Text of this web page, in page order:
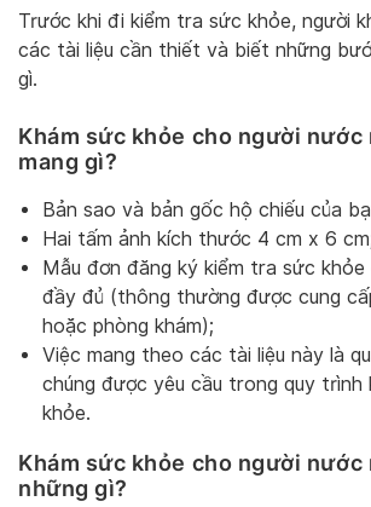
Trước khi đi kiểm tra sức khỏe, người
các tài liệu cần thiết và biết những
gì.
Khám sức khỏe cho người nước
mang gì?
Bản sao và bản gốc hộ chiếu của
Hai tấm ảnh kích thước 4 cm x 6
Mẫu đơn đăng ký kiểm tra sức
đầy đủ (thông thường được cung
hoặc phòng khám);
Việc mang theo các tài liệu này là
chúng được yêu cầu trong quy trình
khỏe.
Khám sức khỏe cho người nước
những gì?